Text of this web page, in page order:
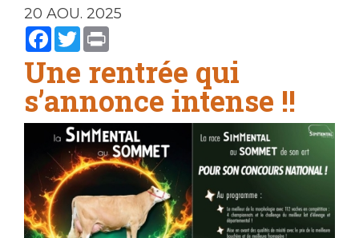
20 AOU. 2025
Facebook
Twitter
Une rentrée qui
s’annonce intense !!